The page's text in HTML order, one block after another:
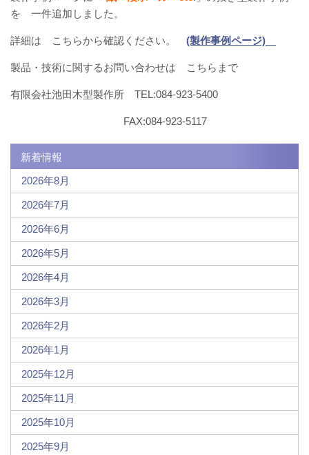
を 一件追加しました。
詳細は こちらから確認ください。 (製作事例ページ)
製品・技術に関するお問い合わせは こちらまで
有限会社池田木型製作所 TEL:084-923-5400
FAX:084-923-5117
新着情報
2026年8月
2026年7月
2026年6月
2026年5月
2026年4月
2026年3月
2026年2月
2026年1月
2025年12月
2025年11月
2025年10月
2025年9月